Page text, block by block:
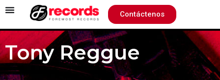
Contáctenos
Tony Reggue